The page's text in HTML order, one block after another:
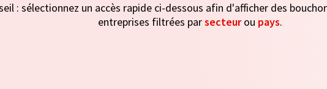
: sélectionnez un accès rapide ci-dessous afin d'afficher des
entreprises filtrées parsecteurou pays.